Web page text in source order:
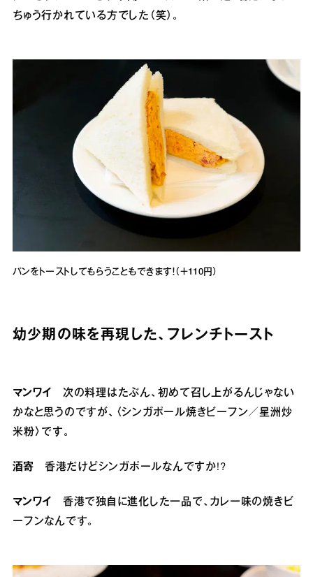
ちゅう行かれている方でした（笑）。
パンをトーストしてもらうこともできます！（＋110円）
幼少期の味を再現した、フレンチトースト
マンワイ
次の料理はたぶん、初めて召し上がるんじゃない
かなと思うのですが、〈シンガポール焼きビーフン／星洲炒
米粉〉です。
酒寄 香港だけどシンガポールなんですか!?
マンワイ
香港で独自に進化した一品で、カレー味の焼きビ
ーフンなんです。